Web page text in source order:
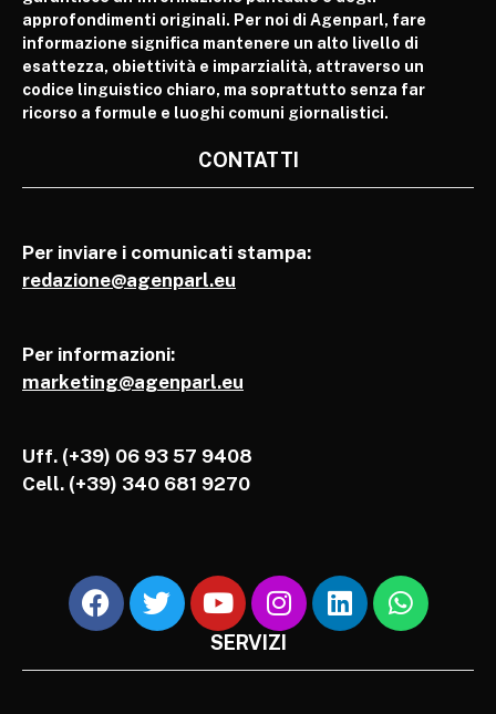
approfondimenti originali. Per noi di Agenparl, fare
informazione significa mantenere un alto livello di
esattezza, obiettività e imparzialità, attraverso un
codice linguistico chiaro, ma soprattutto senza far
ricorso a formule e luoghi comuni giornalistici.
CONTATTI
Per inviare i comunicati stampa:
redazione@agenparl.eu
Per informazioni:
marketing@agenparl.eu
Uff. (+39) 06 93 57 9408
Cell. (+39) 340 681 9270
SERVIZI